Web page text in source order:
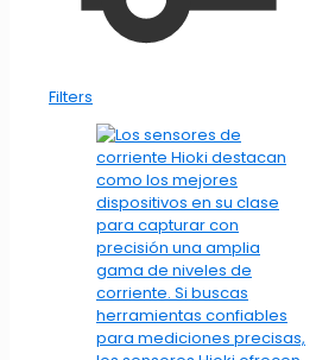
Filters